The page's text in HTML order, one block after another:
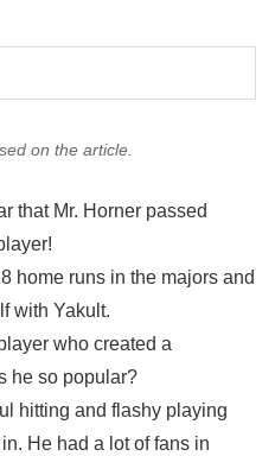
on the article.
that Mr. Horner passed
home runs in the majors and
with Yakult.
who created a
he so popular?
hitting and flashy playing
He had a lot of fans in